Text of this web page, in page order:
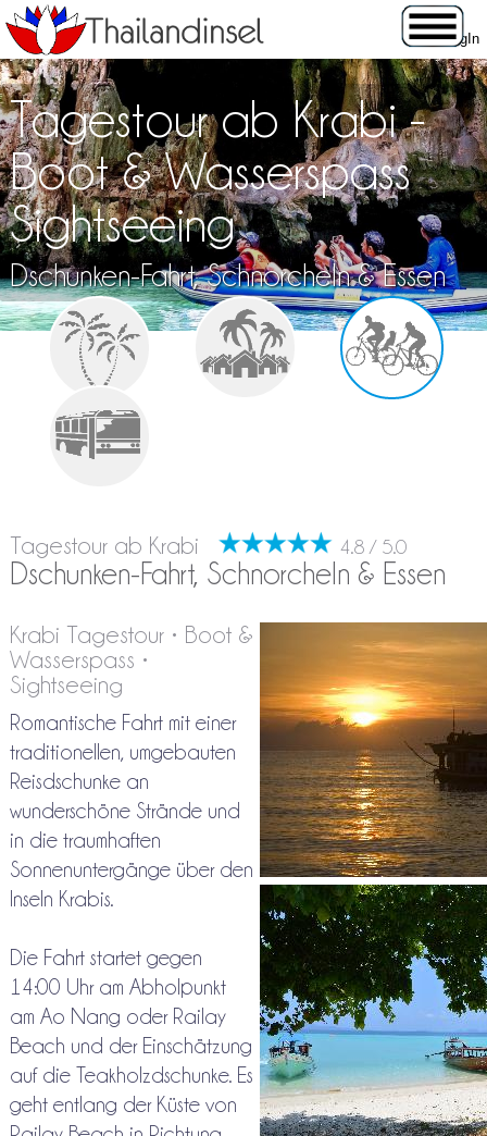
Tagestour ab Krabi -
Boot & Wasserspass
Sightseeing
Dschunken-Fahrt, Schnorcheln & Essen
Tagestour ab Krabi 4.8 / 5.0
Dschunken-Fahrt, Schnorcheln & Essen
Krabi Tagestour • Boot &
Wasserspass •
Sightseeing
Romantische Fahrt mit einer
traditionellen, umgebauten
Reisdschunke an
wunderschöne Strände und
in die traumhaften
Sonnenuntergänge über den
Inseln Krabis.
Die Fahrt startet gegen
14:00 Uhr am Abholpunkt
am Ao Nang oder Railay
Beach und der Einschätzung
auf die Teakholzdschunke. Es
geht entlang der Küste von